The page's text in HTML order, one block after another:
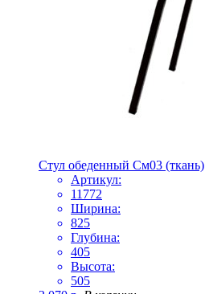
Стул обеденный См03 (ткань)
Артикул:
11772
Ширина:
825
Глубина:
405
Высота:
505